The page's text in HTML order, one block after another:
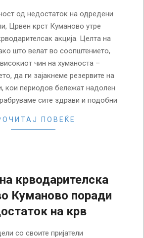
од недостаток на одредени
Црвен крст Куманово утре
акција. Целта на
што велат во соопштението,
чин на хуманоста –
да ги зајакнеме резервите на
кои периодов бележат надолен
сите здрави и подобни
ПОВЕЌЕ
крводарителска
Куманово поради
на крв
со своите пријатели